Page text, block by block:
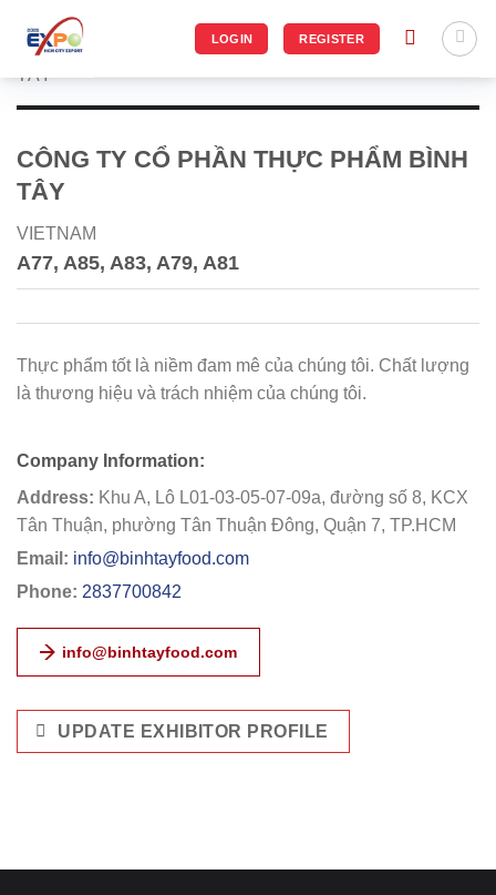
đến
LOGIN REGISTER
Exhibitor list
CÔNG TY CỔ PHẦN THỰC PHẨM BÌNH
TÂY
CÔNG TY CỔ PHẦN THỰC PHẨM BÌNH
TÂY
VIETNAM
A77, A85, A83, A79, A81
Thực phẩm tốt là niềm đam mê của chúng tôi. Chất lượng
là thương hiệu và trách nhiệm của chúng tôi.
Company Information:
Address: Khu A, Lô L01-03-05-07-09a, đường số 8, KCX
Tân Thuận, phường Tân Thuận Đông, Quận 7, TP.HCM
Email: info@binhtayfood.com
Phone: 2837700842
info@binhtayfood.com
UPDATE EXHIBITOR PROFILE